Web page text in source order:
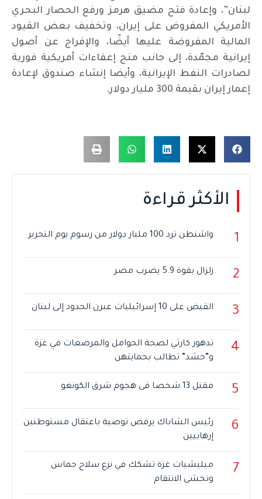
لبنان”، وإعادة فتح مضيق هرمز ورفع الحصار البحري
الأمريكي المفروض على إيران، وتخفيف بعض القيود
المالية المفروضة عليها أيضًا، والإفراج عن أصول
إيرانية مجمّدة، إلى جانب منح إعفاءات أمريكية فورية
لصادرات النفط الإيرانية، وأيضا إنشاء صندوق لإعادة
إعمار إيران بقيمة 300 مليار دولار.
الأكثر قراءة
1 واشنطن ترد 100 مليار دولار من رسوم يوم التحرير
2 زلزال بقوة 5.9 يضرب مصر
3 القبض على 10 إسرائيليات عبرن الحدود إلى لبنان
4
تدهور كارثي لصحة الحوامل والمرضعات في غزة
و”حشد” تطالب بحمايتهن
5 مقتل 13 شخصا فى هجوم شرق الكونغو
6
رئيس الشاباك يرفض توصية باعتقال مستوطنين
إرهابيين
7
ميليشيات غزة تشكك في نزع سلاح حماس
وتخشى الانتقام